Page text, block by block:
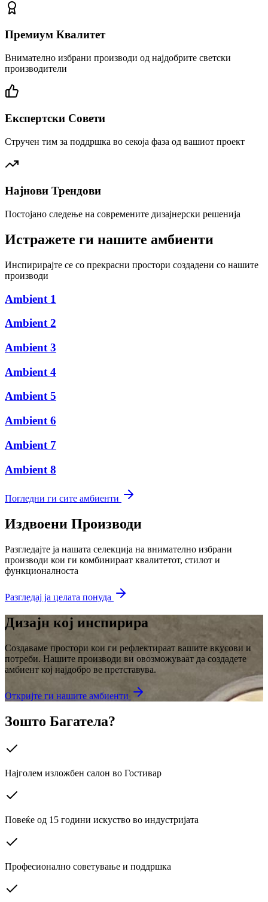
Премиум Квалитет
Внимателно избрани производи од најдобрите светски
производители
Експертски Совети
Стручен тим за поддршка во секоја фаза од вашиот проект
Најнови Трендови
Постојано следење на современите дизајнерски решенија
Истражете ги нашите амбиенти
Инспирирајте се со прекрасни простори создадени со нашите
производи
Ambient 1
Ambient 2
Ambient 3
Ambient 4
Ambient 5
Ambient 6
Ambient 7
Ambient 8
Погледни ги сите амбиенти
Издвоени Производи
Разгледајте ја нашата селекција на внимателно избрани
производи кои ги комбинираат квалитетот, стилот и
функционалноста
Разгледај ја целата понуда
Дизајн кој инспирира
Создаваме простори кои ги рефлектираат вашите вкусови и
потреби. Нашите производи ви овозможуваат да создадете
амбиент кој најдобро ве претставува.
Откријте ги нашите амбиенти
Зошто Багатела?
Најголем изложбен салон во Гостивар
Повеќе од 15 години искуство во индустријата
Професионално советување и поддршка